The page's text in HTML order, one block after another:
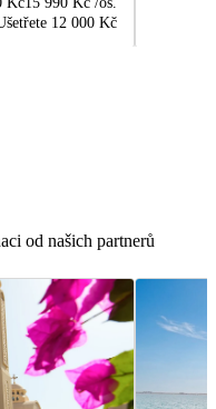
12 000 Kč
od našich partnerů